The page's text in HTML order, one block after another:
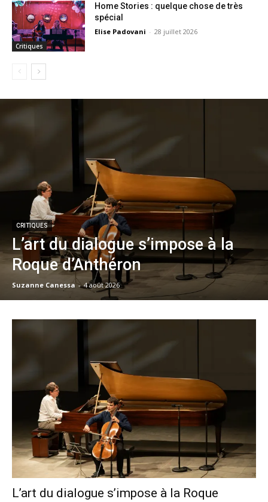
Critiques
Home Stories : quelque chose de très
spécial
Elise Padovani - 28 juillet 2026
CRITIQUES
L’art du dialogue s’impose à la
Roque d’Anthéron
Suzanne Canessa - 4 août 2026
L’art du dialogue s’impose à la Roque